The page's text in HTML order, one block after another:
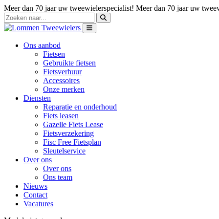
Meer dan 70 jaar uw tweewielerspecialist! Meer dan 70 jaar uw
Ons aanbod
Fietsen
Gebruikte fietsen
Fietsverhuur
Accessoires
Onze merken
Diensten
Reparatie en onderhoud
Fiets leasen
Gazelle Fiets Lease
Fietsverzekering
Fisc Free Fietsplan
Sleutelservice
Over ons
Over ons
Ons team
Nieuws
Contact
Vacatures